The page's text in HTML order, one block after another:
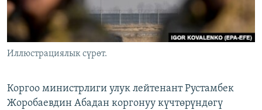
Иллюстрациялык сүрөт.
Коргоо министрлиги улук лейтенант Рустамбек
Жоробаевдин Абадан коргонуу күчтөрүндөгү